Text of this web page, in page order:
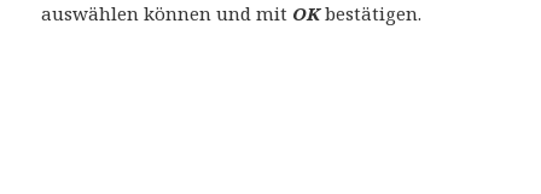
auswählen können und mit OKbestätigen.